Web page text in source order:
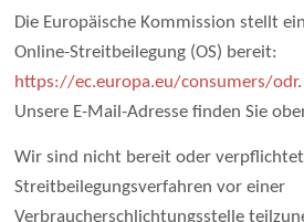
Die Europäische Kommission stellt
Online-Streitbeilegung (OS) bereit:
https://ec.europa.eu/consumers/odr.
Unsere E-Mail-Adresse finden Sie
Wir sind nicht bereit oder
Streitbeilegungsverfahren vor einer
Verbraucherschlichtungsstelle